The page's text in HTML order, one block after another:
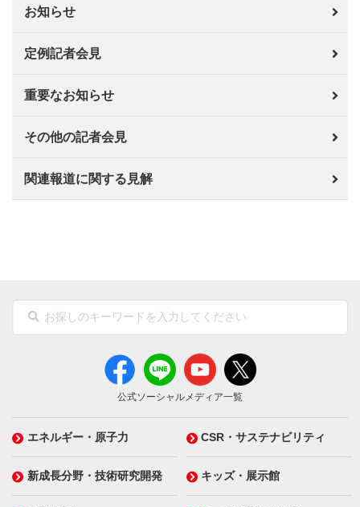
お知らせ
定例記者会見
重要なお知らせ
その他の記者会見
関連報道に関する見解
公式ソーシャルメディア一覧
エネルギー・原子力 CSR・サステナビリティ
新成長分野・技術研究開発 キッズ・展示館